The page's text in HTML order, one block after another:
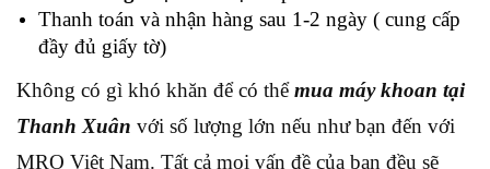
Thanh toán và nhận hàng sau 1-2 ngày ( cung cấp
đầy đủ giấy tờ)
Không có gì khó khăn để có thểmua máy khoan tại
Thanh Xuân với số lượng lớn nếu như bạn đến với
MRO Việt Nam. Tất cả mọi vấn đề của bạn đều sẽ